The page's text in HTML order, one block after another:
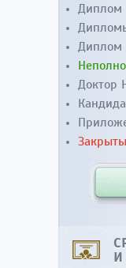
Диплом
Диплом
Доктор
И